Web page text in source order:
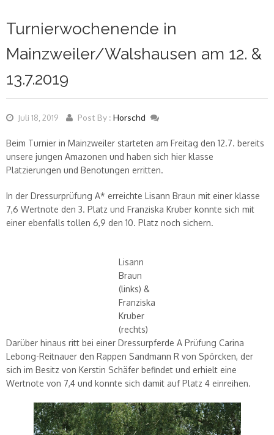
Turnierwochenende in
Mainzweiler/Walshausen am 12. &
13.7.2019
Juli 18, 2019 Post By : Horschd
Beim Turnier in Mainzweiler starteten am Freitag den 12.7. bereits
unsere jungen Amazonen und haben sich hier klasse
Platzierungen und Benotungen erritten.
In der Dressurprüfung A* erreichte Lisann Braun mit einer klasse
7,6 Wertnote den 3. Platz und Franziska Kruber konnte sich mit
einer ebenfalls tollen 6,9 den 10. Platz noch sichern.
Lisann
Braun
(links) &
Franziska
Kruber
(rechts)
Darüber hinaus ritt bei einer Dressurpferde A Prüfung Carina
Lebong-Reitnauer den Rappen Sandmann R von Spörcken, der
sich im Besitz von Kerstin Schäfer befindet und erhielt eine
Wertnote von 7,4 und konnte sich damit auf Platz 4 einreihen.